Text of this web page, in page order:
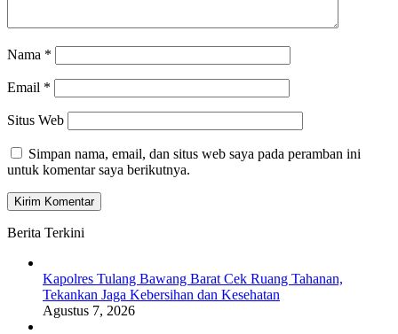
Nama *
Email *
Situs Web
Simpan nama, email, dan situs web saya pada peramban ini
untuk komentar saya berikutnya.
Berita Terkini
Kapolres Tulang Bawang Barat Cek Ruang Tahanan,
Tekankan Jaga Kebersihan dan Kesehatan
Agustus 7, 2026